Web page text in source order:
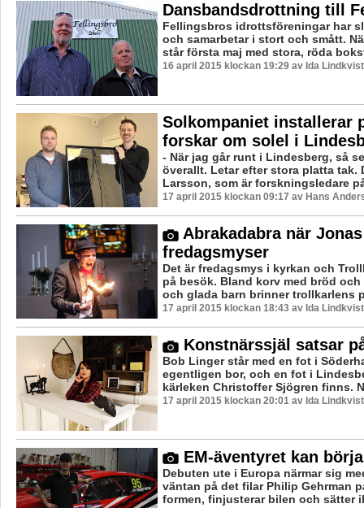
Dansbandsdrottning till
Fellingsbros idrottsföreningar har
och samarbetar i stort och smått.
står första maj med stora, röda
16 april 2015 klockan 19:29 av Ida Lindkvist
Solkompaniet installerar
forskar om solel i
- När jag går runt i Lindesberg, så
överallt. Letar efter stora platta tak.
Larsson, som är forskningsledare
17 april 2015 klockan 09:17 av Hans
Abrakadabra när Jonas
fredagsmyser
Det är fredagsmys i kyrkan och
på besök. Bland korv med bröd
och glada barn brinner trollkarlens
17 april 2015 klockan 18:43 av Ida Lindkvist
Konstnärssjäl satsar
Bob Linger står med en fot i
egentligen bor, och en fot i
kärleken Christoffer Sjögren finns.
17 april 2015 klockan 20:01 av Ida Lindkvist
EM-äventyret kan
Debuten ute i Europa närmar sig
väntan på det filar Philip Gehrman
formen, finjusterar bilen och sätter